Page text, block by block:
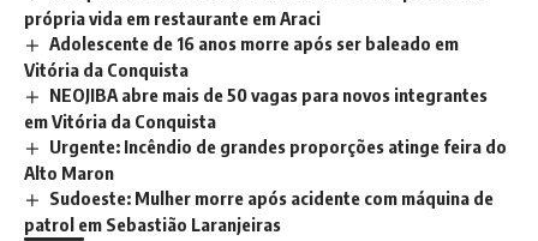
própria vida em restaurante em Araci
Adolescente de 16 anos morre após ser baleado em
Vitória da Conquista
NEOJIBA abre mais de 50 vagas para novos integrantes
em Vitória da Conquista
Urgente: Incêndio de grandes proporções atinge feira do
Alto Maron
Sudoeste: Mulher morre após acidente com máquina de
patrol em Sebastião Laranjeiras